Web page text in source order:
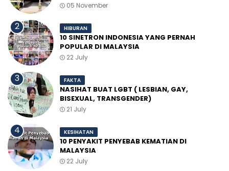
05 November
HIBURAN
10 SINETRON INDONESIA YANG PERNAH
POPULAR DI MALAYSIA
22 July
FAKTA
NASIHAT BUAT LGBT ( LESBIAN, GAY,
BISEXUAL, TRANSGENDER)
21 July
KESIHATAN
10 PENYAKIT PENYEBAB KEMATIAN DI
MALAYSIA
22 July